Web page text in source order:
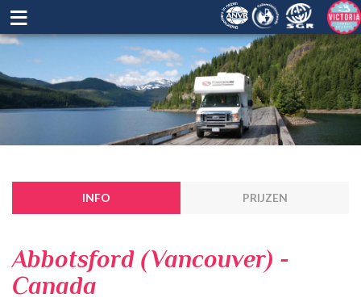
≡
INFO PRIJZEN
Abbotsford (Vancouver) -
Canada